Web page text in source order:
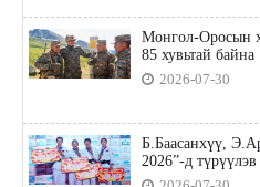
Монгол-Оросын
85 хувьтай байна
2026-07-30
Б.Баасанхүү,
2026”-д түрүүлэв